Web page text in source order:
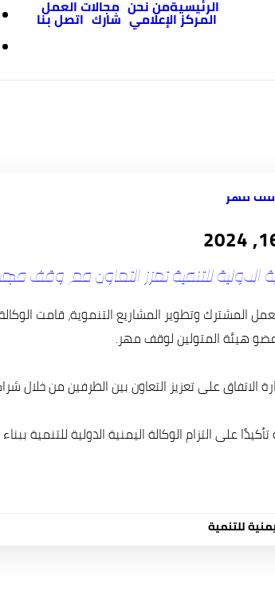
الرئيسيةمن نحن مجالات العمل
المركز الإعلامي شارك اتصل بنا
الدولية للتنمية تعزز التعاون مع وقف
المشترك وتطوير المشاريع التنموية، قامت
عضو هيئة المتولين لوقف مهر.
الاتفاق على تعزيز التعاون بين الطرفين من
تأكيدًا على التزام الوكالة اليمنية الدولية
للتنمية